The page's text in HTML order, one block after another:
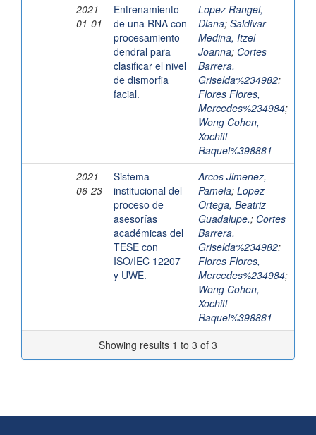
2021-
01-01
Entrenamiento
de una RNA con
procesamiento
dendral para
clasificar el nivel
de dismorfia
facial.
Lopez Rangel,
Diana; Saldivar
Medina, Itzel
Joanna; Cortes
Barrera,
Griselda%234982;
Flores Flores,
Mercedes%234984;
Wong Cohen,
Xochitl
Raquel%398881
2021-
06-23
Sistema
institucional del
proceso de
asesorías
académicas del
TESE con
ISO/IEC 12207
y UWE.
Arcos Jimenez,
Pamela; Lopez
Ortega, Beatriz
Guadalupe.; Cortes
Barrera,
Griselda%234982;
Flores Flores,
Mercedes%234984;
Wong Cohen,
Xochitl
Raquel%398881
Showing results 1 to 3 of 3